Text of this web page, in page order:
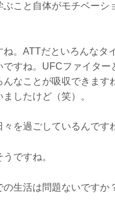
こと自体がモチベーシ
。ATTだといろんなタ
ですね。UFCファイター
んなことが吸収できます
したけど（笑）。
を過ごしているんです
ですね。
生活は問題ないですか